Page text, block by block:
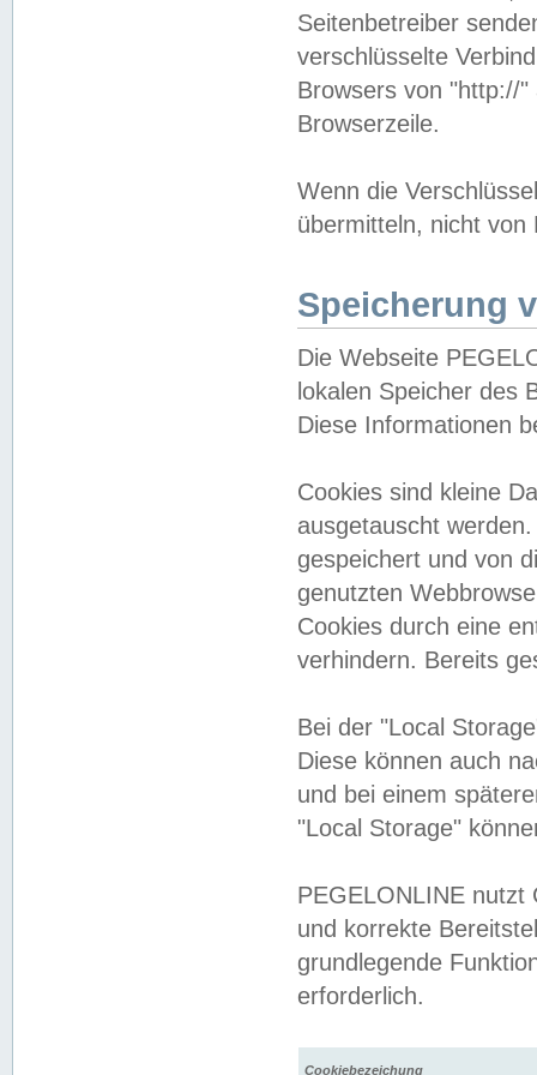
Seitenbetreiber
verschlüsselte
Browsers von "http://
Browserzeile.
Wenn die
übermitteln, nicht von
Speicherung
Die Webseite
lokalen Speicher des
Diese Informationen
Cookies sind kleine
ausgetauscht
gespeichert und von
genutzten
Cookies durch eine
verhindern. Bereits
Bei der "Local
Diese können auch
und bei einem
"Local Storage"
PEGELONLINE nutzt
und korrekte
grundlegende
erforderlich.
Cookiebezeichung